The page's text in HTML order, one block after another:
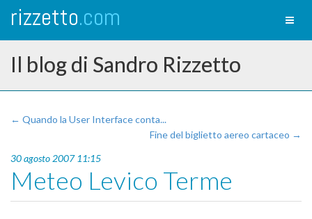
rizzetto.com
Il blog di Sandro Rizzetto
← Quando la User Interface conta...
Fine del biglietto aereo cartaceo →
30 agosto 2007 11:15
Meteo Levico Terme